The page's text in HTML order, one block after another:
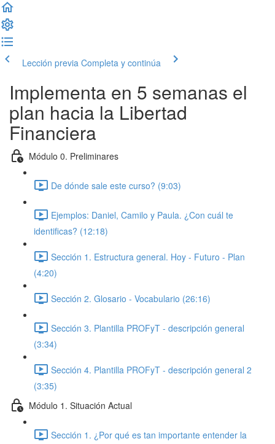
Lección previa Completa y continúa
Implementa en 5 semanas el
plan hacia la Libertad
Financiera
Módulo 0. Preliminares
De dónde sale este curso? (9:03)
Ejemplos: Daniel, Camilo y Paula. ¿Con cuál te
identificas? (12:18)
Sección 1. Estructura general. Hoy - Futuro - Plan
(4:20)
Sección 2. Glosario - Vocabulario (26:16)
Sección 3. Plantilla PROFyT - descripción general
(3:34)
Sección 4. Plantilla PROFyT - descripción general 2
(3:35)
Módulo 1. Situación Actual
Sección 1. ¿Por qué es tan importante entender la